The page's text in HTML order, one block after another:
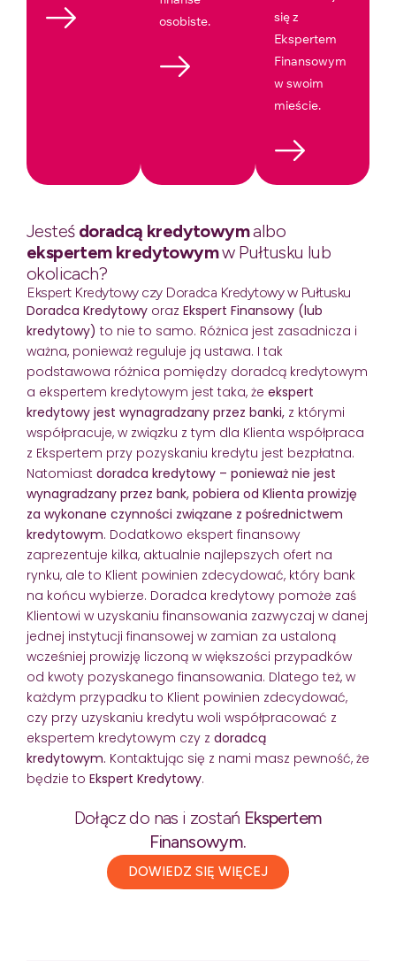
osobiste.
się z
Ekspertem
Finansowym
w swoim
mieście.
Jesteśdoradcą kredytowymalbo
ekspertem kredytowymw Pułtusku lub
okolicach?
Ekspert Kredytowy czy Doradca Kredytowy w Pułtusku
Doradca Kredytowy oraz Ekspert Finansowy (lub
kredytowy) to nie to samo. Różnica jest zasadnicza i
ważna, ponieważ reguluje ją ustawa. I tak
podstawowa różnica pomiędzy doradcą kredytowym
a ekspertem kredytowym jest taka, że ekspert
kredytowy jest wynagradzany przez banki, z którymi
współpracuje, w związku z tym dla Klienta współpraca
z Ekspertem przy pozyskaniu kredytu jest bezpłatna.
Natomiast doradca kredytowy – ponieważ nie jest
wynagradzany przez bank, pobiera od Klienta prowizję
za wykonane czynności związane z pośrednictwem
kredytowym. Dodatkowo ekspert finansowy
zaprezentuje kilka, aktualnie najlepszych ofert na
rynku, ale to Klient powinien zdecydować, który bank
na końcu wybierze. Doradca kredytowy pomoże zaś
Klientowi w uzyskaniu finansowania zazwyczaj w danej
jednej instytucji finansowej w zamian za ustaloną
wcześniej prowizję liczoną w większości przypadków
od kwoty pozyskanego finansowania. Dlatego też, w
każdym przypadku to Klient powinien zdecydować,
czy przy uzyskaniu kredytu woli współpracować z
ekspertem kredytowym czy z doradcą
kredytowym. Kontaktując się z nami masz pewność, że
będzie to Ekspert Kredytowy.
Dołącz do nas i zostań Ekspertem
Finansowym.
DOWIEDZ SIĘ WIĘCEJ